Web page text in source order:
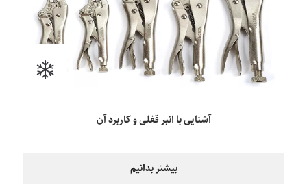
آشنایی با انبر قفلی و کاربرد آن
بیشتر بدانیم